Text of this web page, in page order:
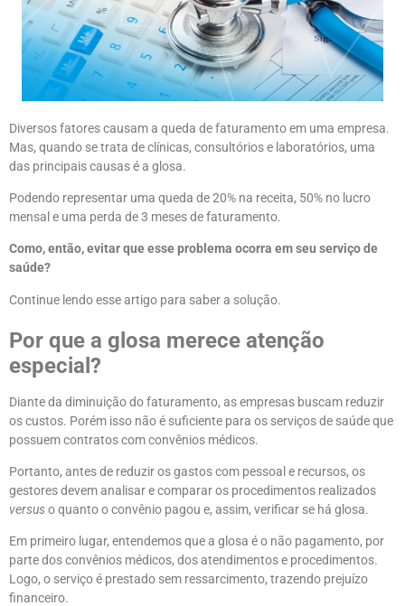
Diversos fatores causam a queda de faturamento em uma empresa.
Mas, quando se trata de clínicas, consultórios e laboratórios, uma
das principais causas é a glosa.
Podendo representar uma queda de 20% na receita, 50% no lucro
mensal e uma perda de 3 meses de faturamento.
Como, então, evitar que esse problema ocorra em seu serviço de
saúde?
Continue lendo esse artigo para saber a solução.
Por que a glosa merece atenção
especial?
Diante da diminuição do faturamento, as empresas buscam reduzir
os custos. Porém isso não é suficiente para os serviços de saúde que
possuem contratos com convênios médicos.
Portanto, antes de reduzir os gastos com pessoal e recursos, os
gestores devem analisar e comparar os procedimentos realizados
versuso quanto o convênio pagou e, assim, verificar se há glosa.
Em primeiro lugar, entendemos que a glosa é o não pagamento, por
parte dos convênios médicos, dos atendimentos e procedimentos.
Logo, o serviço é prestado sem ressarcimento, trazendo prejuízo
financeiro.